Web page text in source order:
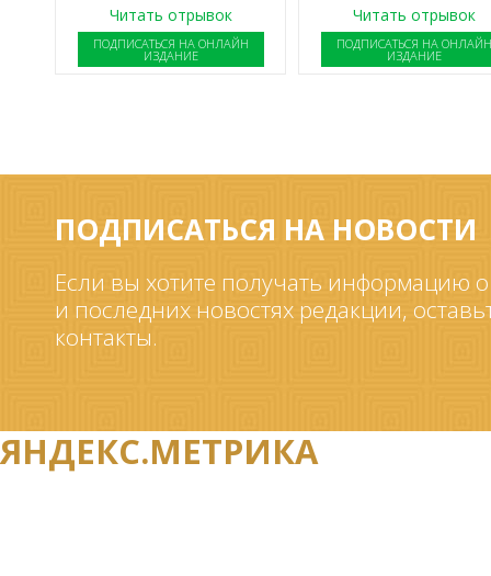
Читать отрывок
ПОДПИСАТЬСЯ НА ОНЛАЙН
ИЗДАНИЕ
Читать отрывок
ПОДПИСАТЬСЯ НА
ИЗДАНИЕ
ПОДПИСАТЬСЯ НА НОВОСТИ
Если вы хотите получать информацию
и последних новостях редакции,
контакты.
ЯНДЕКС.МЕТРИКА